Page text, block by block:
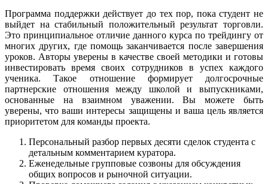
Программа поддержки действует до тех пор, пока студент не
выйдет на стабильный положительный результат торговли.
Это принципиальное отличие данного курса по трейдингу от
многих других, где помощь заканчивается после завершения
уроков. Авторы уверены в качестве своей методики и готовы
инвестировать время своих сотрудников в успех каждого
ученика. Такое отношение формирует долгосрочные
партнерские отношения между школой и выпускниками,
основанные на взаимном уважении. Вы можете быть
уверены, что ваши интересы защищены и ваша цель является
приоритетом для команды проекта.
Персональный разбор первых десяти сделок студента с
детальным комментарием куратора.
Еженедельные групповые созвоны для обсуждения
общих вопросов и рыночной ситуации.